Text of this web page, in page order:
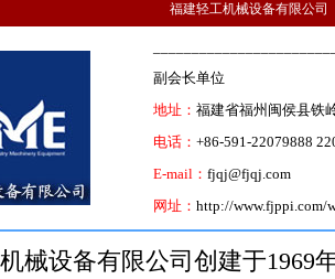
福建轻工机械设备有限公司
副会长单位
地址： 福建省福州闽侯县铁
电话： +86-591-22079888
E-mail： fjqj@fjqj.com
网址： http://www.fjppi.com/
械设备有限公司创建于1969